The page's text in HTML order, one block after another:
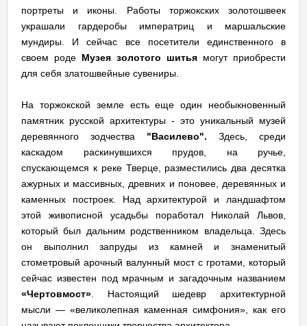
портреты и иконы. Работы торжокских золотошвеек
украшали гардеробы императриц и маршальские
мундиры. И сейчас все посетители единственного в
своем роде Музея золотого шитья могут приобрести
для себя златошвейные сувениры.
На торжокской земле есть еще один необыкновенный
памятник русской архитектуры - это уникальный музей
деревянного зодчества "Василево". Здесь, среди
каскадом раскинувшихся прудов, на ручье,
спускающемся к реке Тверце, разместились два десятка
ажурных и массивных, древних и поновее, деревянных и
каменных построек. Над архитектурой и ландшафтом
этой живописной усадьбы поработал Николай Львов,
который был дальним родственником владельца. Здесь
он выполнил запруды из камней и знаменитый
стометровый арочный валунный мост с гротами, который
сейчас известен под мрачным и загадочным названием
«Чертовмост» . Настоящий шедевр архитектурной
мысли — «великолепная каменная симфония», как его